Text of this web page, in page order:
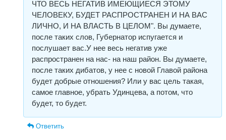
ЧТО ВЕСЬ НЕГАТИВ ИМЕЮЩИЕСЯ ЭТОМУ
ЧЕЛОВЕКУ, БУДЕТ РАСПРОСТРАНЕН И НА ВАС
ЛИЧНО, И НА ВЛАСТЬ В ЦЕЛОМ". Вы думаете,
после таких слов, Губернатор испугается и
послушает вас.У нее весь негатив уже
распространен на нас- на наш район. Вы думаете,
после таких дибатов, у нее с новой Главой района
будет добрые отношения? Или у вас цель такая,
самое главное, убрать Удинцева, а потом, что
будет, то будет.
Ответить